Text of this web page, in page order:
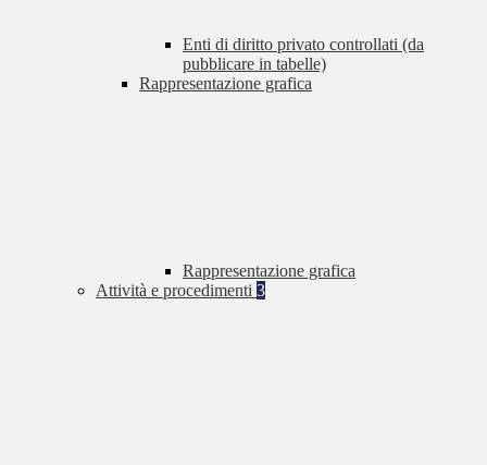
Enti di diritto privato controllati (da
pubblicare in tabelle)
Rappresentazione grafica
Rappresentazione grafica
Attività e procedimenti 3